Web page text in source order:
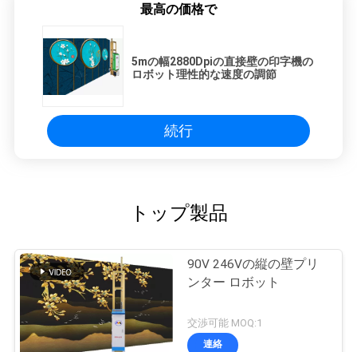
最高の価格で
5mの幅2880Dpiの直接壁の印字機の
ロボット理性的な速度の調節
続行
トップ製品
90V 246Vの縦の壁プリ
ンター ロボット
交渉可能 MOQ:1
連絡